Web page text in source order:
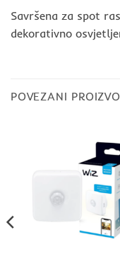
Savršena za spot
dekorativno
POVEZANI